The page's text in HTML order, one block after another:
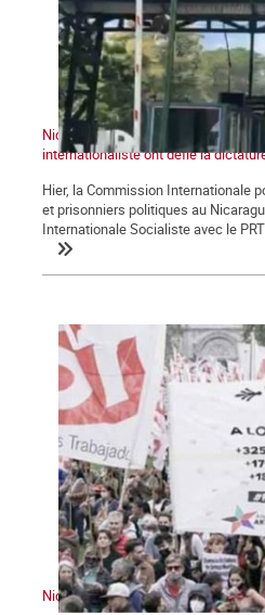
Nicaragua : la Caravane historique
internationaliste ont défié la
Hier, la Commission Internationale
et prisonniers politiques au
Internationale Socialiste avec le
Nicaragua : ce que c’était, ce que